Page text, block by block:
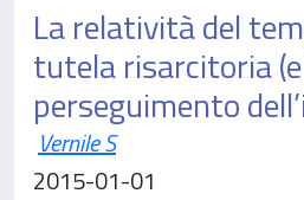
La relatività del
tutela risarcitoria
perseguimento
Vernile S
2015-01-01